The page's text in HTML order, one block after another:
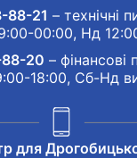
88-21 – технічні
00:00, Нд
20 – фінансові
18:00, Сб-Нд
для